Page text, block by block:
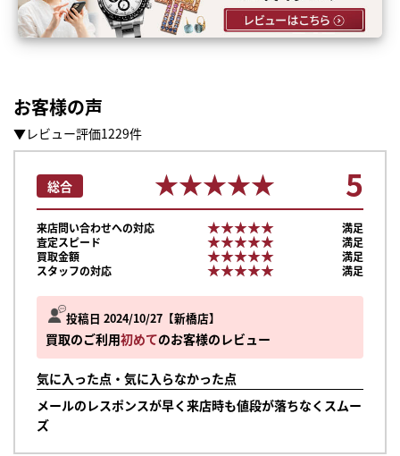
お客様の声
▼レビュー評価1229件
投稿日 2024/10/27 新橋店
買取のご利用初めてのお客様のレビュー
気に入った点・気に入らなかった点
メールのレスポンスが早く来店時も値段が落ちなくスムー
ズ
総合 ★★★★★
★★★★★ 5
来店問い合わせへの対応 ★★★★★
★★★★★
満足
査定スピード
★★★★★
★★★★★
満足
買取金額
★★★★★
★★★★★
満足
スタッフの対応
★★★★★
★★★★★ 満足
まずは